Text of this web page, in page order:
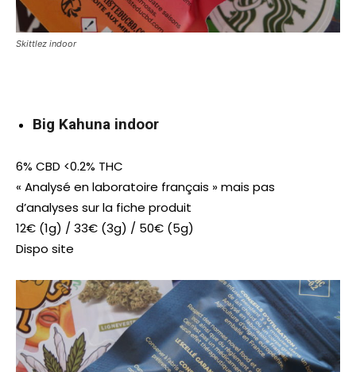
Skittlez indoor
Big Kahuna indoor
6% CBD <0.2% THC
« Analysé en laboratoire français » mais pas
d’analyses sur la fiche produit
12€ (1g) / 33€ (3g) / 50€ (5g)
Dispo site